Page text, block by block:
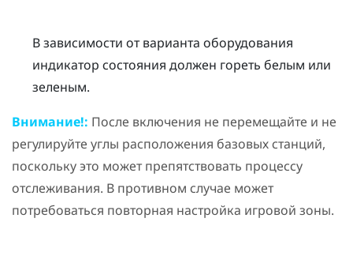
В зависимости от варианта оборудования
индикатор состояния должен гореть белым или
зеленым.
Внимание!: После включения не перемещайте и не
регулируйте углы расположения базовых станций,
поскольку это может препятствовать процессу
отслеживания. В противном случае может
потребоваться повторная настройка игровой зоны.